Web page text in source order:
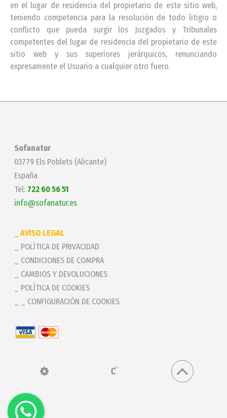
en el lugar de residencia del propietario de este sitio web,
teniendo competencia para la resolución de todo litigio o
conflicto que pueda surgir los Juzgados y Tribunales
competentes del lugar de residencia del propietario de este
sitio web y sus superiores jerárquicos, renunciando
expresamente el Usuario a cualquier otro fuero.
Sofanatur
03779 Els Poblets (Alicante)
España
Tel: 722 60 56 51
info@sofanatur.es
AVISO LEGAL
POLÍTICA DE PRIVACIDAD
CONDICIONES DE COMPRA
CAMBIOS Y DEVOLUCIONES
POLÍTICA DE COOKIES
_ CONFIGURACIÓN DE COOKIES